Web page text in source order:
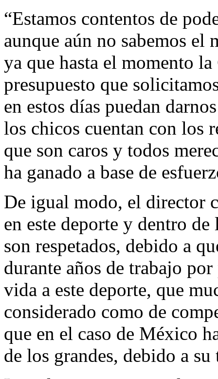
“Estamos contentos de
aunque aún no sabemos
ya que hasta el momento
presupuesto que
en estos días puedan
los chicos cuentan con los
que son caros y todos
ha ganado a base de
De igual modo, el director
en este deporte y dentro
son respetados, debido a
durante años de trabajo
vida a este deporte, que
considerado como de
que en el caso de México
de los grandes, debido a su